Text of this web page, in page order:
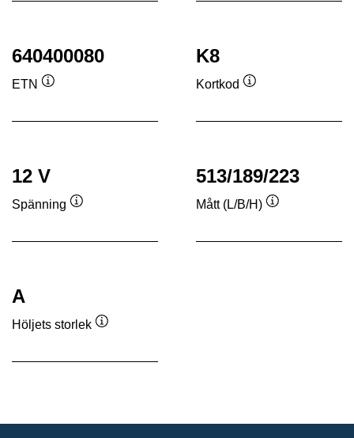
640400080
ETN
K8
Kortkod
12 V
Spänning
513/189/223
Mått (L/B/H)
A
Höljets storlek